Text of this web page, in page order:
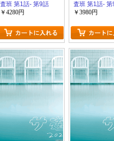
査班 第1話- 第9話
￥4280円
査班 第1話-
（12.43）
￥3980円